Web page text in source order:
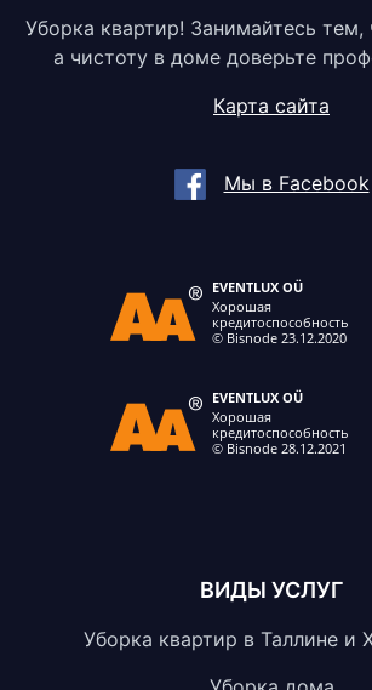
Уборка квартир! Занимайтесь тем,
а чистоту в доме доверьте
Карта сайта
Мы в Facebook
ВИДЫ УСЛУГ
Уборка квартир в Таллине и